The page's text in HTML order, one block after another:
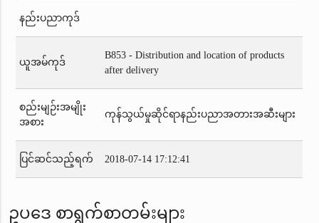
နည်းပညာကုဒ်
ယူအမ်ကုဒ်
B853 - Distribution and location of products
after delivery
စည်းမျဉ်းအမျိုး
အစား
ကုန်သွယ်မှုဆိုင်ရာနည်းပညာအတားအဆီးများ
ပြင်ဆင်သည့်ရက် 2018-07-14 17:12:41
ဥပဒေ စာရွက်စာတမ်းများ